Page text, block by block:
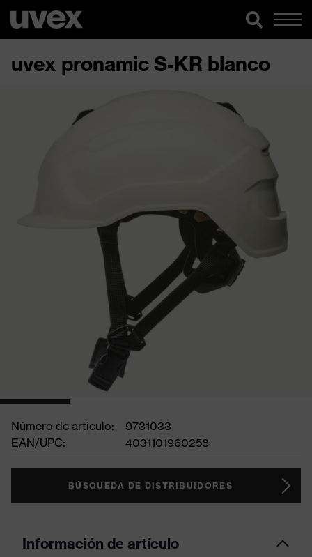
uvex pronamic S-KR blanco
Número de artículo:
9731033
EAN/UPC:
4031101960258
BÚSQUEDA DE DISTRIBUIDORES
Información de artículo